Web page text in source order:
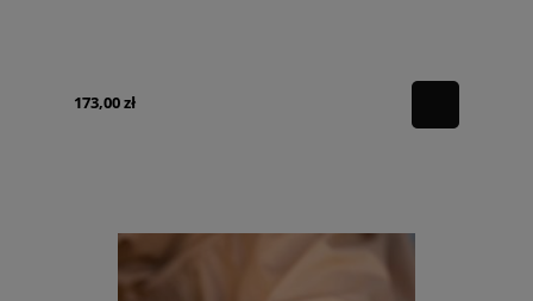
173,00 zł